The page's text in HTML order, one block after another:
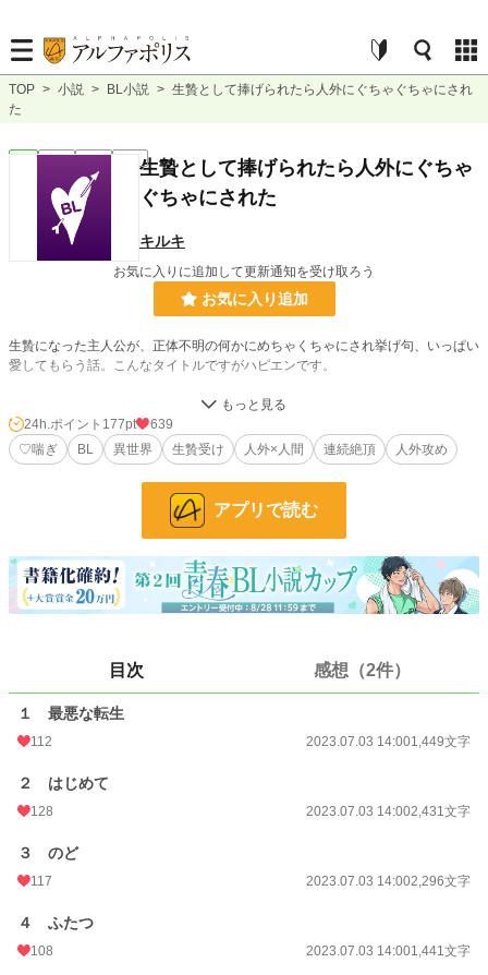
TOP > 小説 > BL小説 > 生贄として捧げられたら人外にぐちゃぐちゃにされ
た
完結 短編
生贄として捧げられたら人外にぐちゃ
ぐちゃにされた
キルキ
お気に入りに追加して更新通知を受け取ろう
お気に入り追加
生贄になった主人公が、正体不明の何かにめちゃくちゃにされ挙げ句、いっぱい
愛してもらう話。こんなタイトルですがハピエンです。
♡喘ぎな分、いつもより過激です。
♡喘ぎ/淫語/直腸責め/快楽墜ち/輪姦/異種姦/複数プレイ/フェラ/二輪挿し/無理矢
1,528 位 / 31,391 件
24h.ポイント
更新日時
初回公開日時
初回完結日時
24h.ポイント 177pt
639
♡喘ぎ
BL 異世界 生贄受け 人外×人間 連続絶頂 人外攻め
アプリで読む
目次 感想（2件）
１ 最悪な転生
112 2023.07.03 14:001,449文字
２ はじめて
128 2023.07.03 14:002,431文字
３ のど
117 2023.07.03 14:002,296文字
４ ふたつ
108 2023.07.03 14:001,441文字